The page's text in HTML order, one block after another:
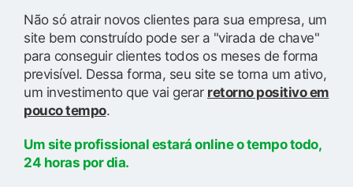
Não só atrair novos clientes para sua empresa, um
site bem construído pode ser a "virada de chave"
para conseguir clientes todos os meses de forma
previsível. Dessa forma, seu site se torna um ativo,
um investimento que vai gerar retorno positivo em
pouco tempo.
Um site profissional estará online o tempo todo,
24 horas por dia.